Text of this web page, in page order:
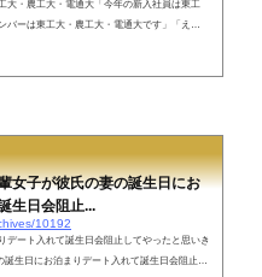
大・農工大・電通大「今年の新入社員は東工
バーは東工大・農工大・電通大です」「え
女子が彼氏の妻の誕生日にお
生日会阻止...
10192
デート入れて誕生日会阻止してやったと思いき
生日にお泊まりデート入れて誕生日会阻止し